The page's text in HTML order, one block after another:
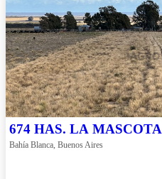
674 HAS. LA MASCOTA
Bahía Blanca, Buenos Aires